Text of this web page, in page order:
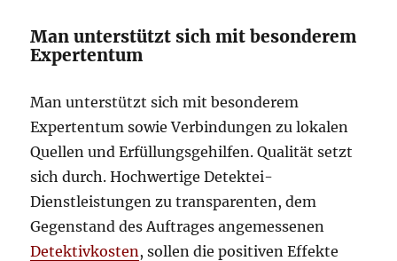
Man unterstützt sich mit besonderem
Expertentum
Man unterstützt sich mit besonderem
Expertentum sowie Verbindungen zu lokalen
Quellen und Erfüllungsgehilfen. Qualität setzt
sich durch. Hochwertige Detektei-
Dienstleistungen zu transparenten, dem
Gegenstand des Auftrages angemessenen
Detektivkosten , sollen die positiven Effekte